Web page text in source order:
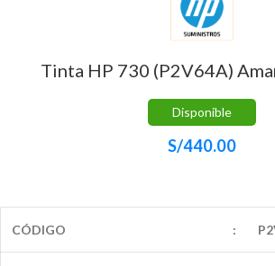
Tinta HP 730 (P2V64A)
Disponible
S/440.00
CÓDIGO :